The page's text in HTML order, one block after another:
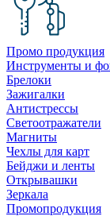
Промо продукция
Инструменты и
Брелоки
Зажигалки
Антистрессы
Светоотражатели
Магниты
Чехлы для карт
Бейджи и ленты
Открывашки
Зеркала
Промопродукция